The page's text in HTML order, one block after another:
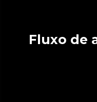
Fluxo de